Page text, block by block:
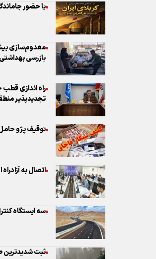
با حضور
بازرسی
راه اندازی قطب
تجدیدپذیر
توقیف پژو
اتصال به
سه ایستگاه
ثبت شدیدترین طوفان ۵۸ سال اخیر کاشان با سرعت